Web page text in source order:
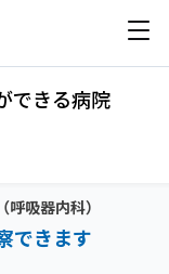
できる病院
呼吸器内科）
できます